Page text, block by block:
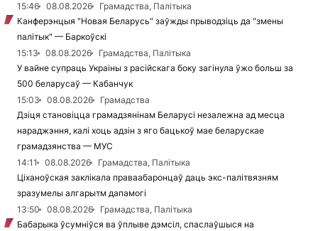
15:46 08.08.2026
Грамадства, Палітыка
Канферэнцыя "Новая Беларусь" заўжды прыводзіць да "змены
палітык" — Баркоўскі
15:13
08.08.2026
Грамадства, Палітыка
У вайне супраць Украіны з расійскага боку загінула ўжо больш за
500 беларусаў — Кабанчук
15:03
08.08.2026
Грамадства
Дзіця становіцца грамадзянінам Беларусі незалежна ад месца
нараджэння, калі хоць адзін з яго бацькоў мае беларускае
грамадзянства — МУС
14:11
08.08.2026
Грамадства, Палітыка
Ціханоўская заклікала праваабаронцаў даць экс-палітвязням
зразумелы алгарытм дапамогі
13:50
08.08.2026
Грамадства, Палітыка
Бабарыка ўсумніўся ва ўплыве дэмсіл, спаслаўшыся на